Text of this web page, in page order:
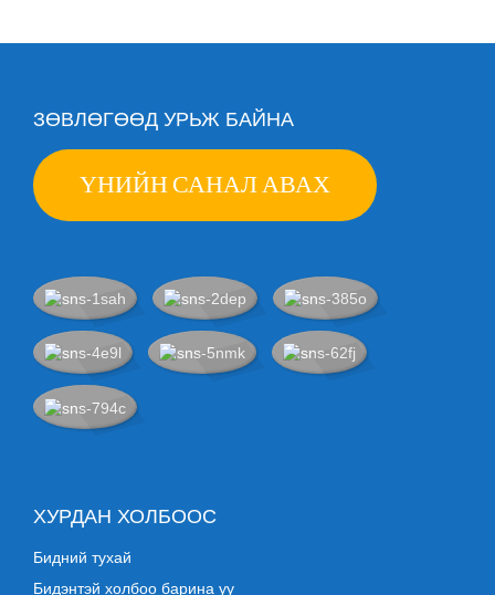
ЗӨВЛӨГӨӨД УРЬЖ БАЙНА
ҮНИЙН САНАЛ АВАХ
ХУРДАН ХОЛБООС
Бидний тухай
Бидэнтэй холбоо барина уу